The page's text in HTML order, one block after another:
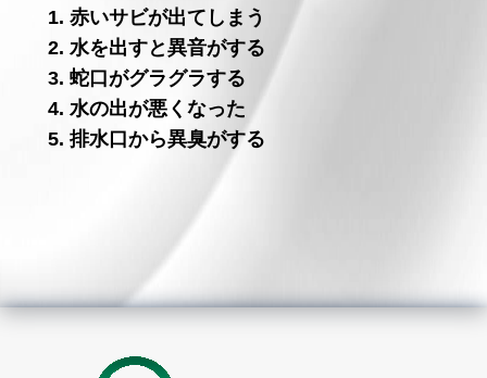
1. 赤いサビが出てしまう
2. 水を出すと異音がする
3. 蛇口がグラグラする
4. 水の出が悪くなった
5. 排水口から異臭がする